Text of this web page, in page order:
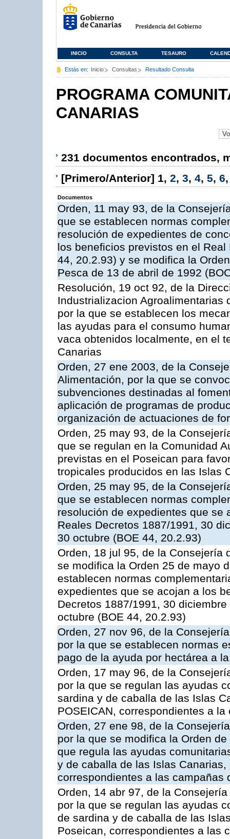
INICIO CONSULTA TESAURO
Estás en: Inicio Consultas Resultado Consulta
PROGRAMA
CANARIAS
231 documentos encontrados,
[Primero/Anterior] 1, 2, 3, 4, 5, 6
Documentos
Orden, 11 may 93, de la
que se establecen normas
resolución de expedientes de
los beneficios previstos en el
44, 20.2.93) y se modifica la
Pesca de 13 de abril de 1992
Resolución, 19 oct 92, de la
Industrializacion Agroalimentarias
por la que se establecen los
las ayudas para el consumo
vaca obtenidos localmente, en el
Canarias
Orden, 27 ene 2003, de la
Alimentación, por la que se
subvenciones destinadas al
aplicación de programas de
organización de actuaciones de
Orden, 25 may 93, de la
que se regulan en la Comunidad
previstas en el Poseican para
tropicales producidos en las Islas
Orden, 25 may 95, de la
que se establecen normas
resolución de expedientes que se
Reales Decretos 1887/1991, 30
30 octubre (BOE 44, 20.2.93)
Orden, 18 jul 95, de la Consejería
se modifica la Orden 25 de mayo
establecen normas
expedientes que se acojan a los
Decretos 1887/1991, 30
octubre (BOE 44, 20.2.93)
Orden, 27 nov 96, de la
por la que se establecen normas
pago de la ayuda por hectárea a
Orden, 17 may 96, de la
por la que se regulan las ayudas
sardina y de caballa de las Islas
POSEICAN, correspondientes a
Orden, 27 ene 98, de la
por la que se modifica la Orden
que regula las ayudas
y de caballa de las Islas
correspondientes a las campañas
Orden, 14 abr 97, de la
por la que se regulan las ayudas
de sardina y de caballa de las
Poseican, correspondientes a las